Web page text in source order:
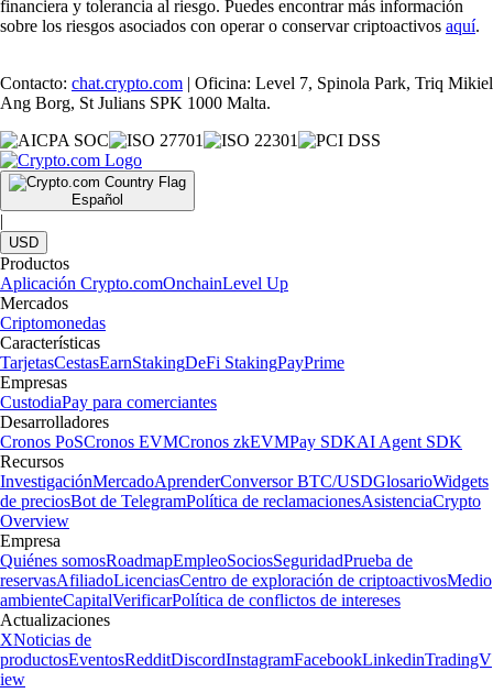
financiera y tolerancia al riesgo. Puedes encontrar más información
sobre los riesgos asociados con operar o conservar criptoactivos aquí.
Contacto: chat.crypto.com | Oficina: Level 7, Spinola Park, Triq Mikiel
Ang Borg, St Julians SPK 1000 Malta.
Español
|
USD
Productos
Aplicación Crypto.comOnchainLevel Up
Mercados
Criptomonedas
Características
TarjetasCestasEarnStakingDeFi StakingPayPrime
Empresas
CustodiaPay para comerciantes
Desarrolladores
Cronos PoSCronos EVMCronos zkEVMPay SDKAI Agent SDK
Recursos
InvestigaciónMercadoAprenderConversor BTC/USDGlosarioWidgets
de preciosBot de TelegramPolítica de reclamacionesAsistenciaCrypto
Overview
Empresa
Quiénes somosRoadmapEmpleoSociosSeguridadPrueba de
reservasAfiliadoLicenciasCentro de exploración de criptoactivosMedio
ambienteCapitalVerificarPolítica de conflictos de intereses
Actualizaciones
XNoticias de
productosEventosRedditDiscordInstagramFacebookLinkedinTradingV
iew